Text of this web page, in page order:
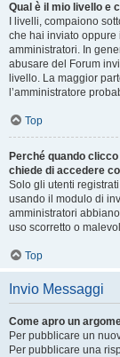
Qual è il mio livello e
I livelli, compaiono
che hai inviato oppure
amministratori. In
abusare del Forum
livello. La maggior
l’amministratore
Top
Perché quando
chiede di accedere
Solo gli utenti
usando il modulo di
amministratori
uso scorretto o
Top
Invio Messaggi
Come apro un
Per pubblicare un
Per pubblicare una